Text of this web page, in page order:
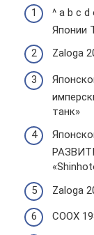
^ a b c d
Японии
Zaloga
танк»
Zaloga
COOX